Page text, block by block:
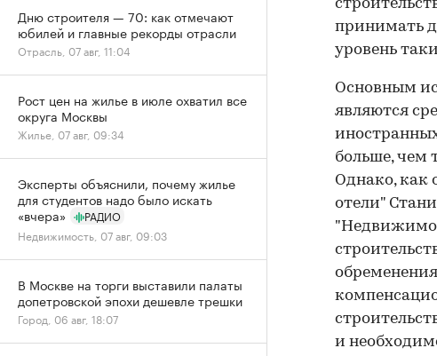
принимать
уровень
Основным
являются
больше, чем
Однако, как
отели"
и
Дню строителя — 70: как отмечают
юбилей и главные рекорды отрасли
Отрасль, 07 авг, 11:04
Рост цен на жилье в июле охватил все
округа Москвы
Жилье, 07 авг, 09:34
Эксперты объяснили, почему жилье
для студентов надо было искать
«вчера»
РАДИО
Недвижимость, 07 авг, 09:03
В Москве на торги выставили палаты
допетровской эпохи дешевле трешки
Город, 06 авг, 18:07